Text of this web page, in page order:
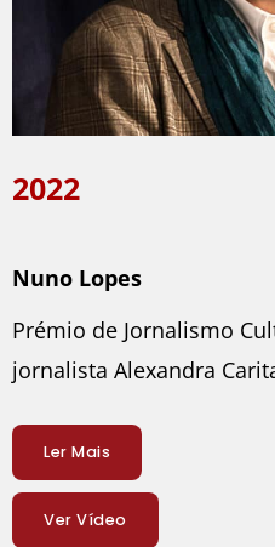
2022
Nuno Lopes
Prémio de Jornalismo
jornalista Alexandra
Ler Mais
Ver Vídeo